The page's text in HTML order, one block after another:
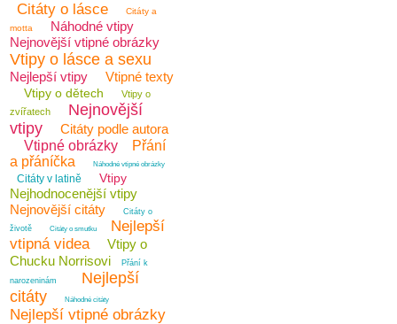
Citáty o lásce
Citáty a
motta
Náhodné vtipy
Nejnovější vtipné obrázky
Vtipy o lásce a sexu
Nejlepší vtipy Vtipné texty
Vtipy o dětech
Vtipy o
zvířatech
Nejnovější
vtipy
Citáty podle autora
Vtipné obrázky
Přání
a přáníčka
Náhodné vtipné obrázky
Citáty v latině Vtipy
Nejhodnocenější vtipy
Nejnovější citáty
Citáty o
životě
Citáty o smutku
Nejlepší
vtipná videa
Vtipy o
Chucku Norrisovi
Přání k
narozeninám
Nejlepší
citáty
Náhodné citáty
Nejlepší vtipné obrázky